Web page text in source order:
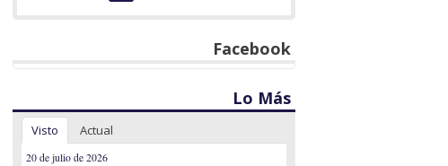
Facebook
Lo Más
Visto Actual
20 de julio de 2026